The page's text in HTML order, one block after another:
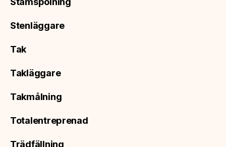
Stenläggare
Tak
Takläggare
Takmålning
Totalentreprenad
Trädfällning